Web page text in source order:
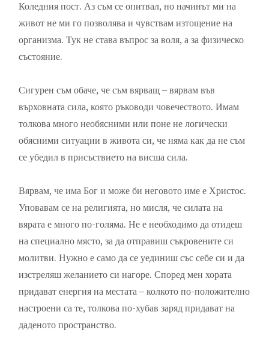
Коледния пост. Аз съм се опитвал, но начинът ми на
живот не ми го позволява и чувствам изтощение на
организма. Тук не става въпрос за воля, а за физическо
състояние.
Сигурен съм обаче, че съм вярващ – вярвам във
върховната сила, която ръководи човечеството. Имам
толкова много необясними или поне не логически
обясними ситуации в живота си, че няма как да не съм
се убедил в присъствието на висша сила.
Вярвам, че има Бог и може би неговото име е Христос.
Уповавам се на религията, но мисля, че силата на
вярата е много по-голяма. Не е необходимо да отидеш
на специално място, за да отправиш съкровените си
молитви. Нужно е само да се уединиш със себе си и да
изстреляш желанието си нагоре. Според мен хората
придават енергия на местата – колкото по-положително
настроени са те, толкова по-хубав заряд придават на
даденото пространство.